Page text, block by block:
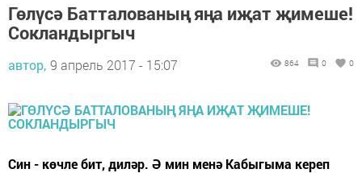
Гөлүсә Батталованың яңа иҗат җимеше!
Сокландыргыч
автор, 9 апрель 2017 - 15:07 864 0 0
Син - көчле бит, диләр. Ә мин менә Кабыгыма кереп